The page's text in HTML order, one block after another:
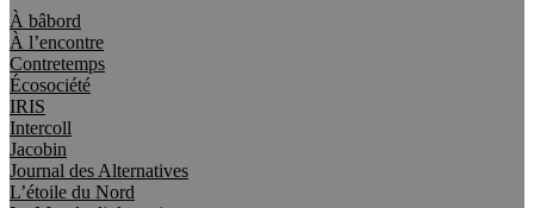
À bâbord
À l’encontre
Contretemps
Écosociété
IRIS
Intercoll
Jacobin
Journal des Alternatives
L’étoile du Nord